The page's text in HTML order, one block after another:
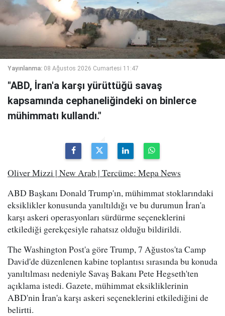
Yayınlanma: 08 Ağustos 2026 Cumartesi 11:47
"ABD, İran'a karşı yürüttüğü savaş
kapsamında cephaneliğindeki on binlerce
mühimmatı kullandı."
Oliver Mizzi | New Arab | Tercüme: Mepa News
ABD Başkanı Donald Trump'ın, mühimmat stoklarındaki
eksiklikler konusunda yanıltıldığı ve bu durumun İran'a
karşı askeri operasyonları sürdürme seçeneklerini
etkilediği gerekçesiyle rahatsız olduğu bildirildi.
The Washington Post'a göre Trump, 7 Ağustos'ta Camp
David'de düzenlenen kabine toplantısı sırasında bu konuda
yanıltılması nedeniyle Savaş Bakanı Pete Hegseth'ten
açıklama istedi. Gazete, mühimmat eksikliklerinin
ABD'nin İran'a karşı askeri seçeneklerini etkilediğini de
belirtti.